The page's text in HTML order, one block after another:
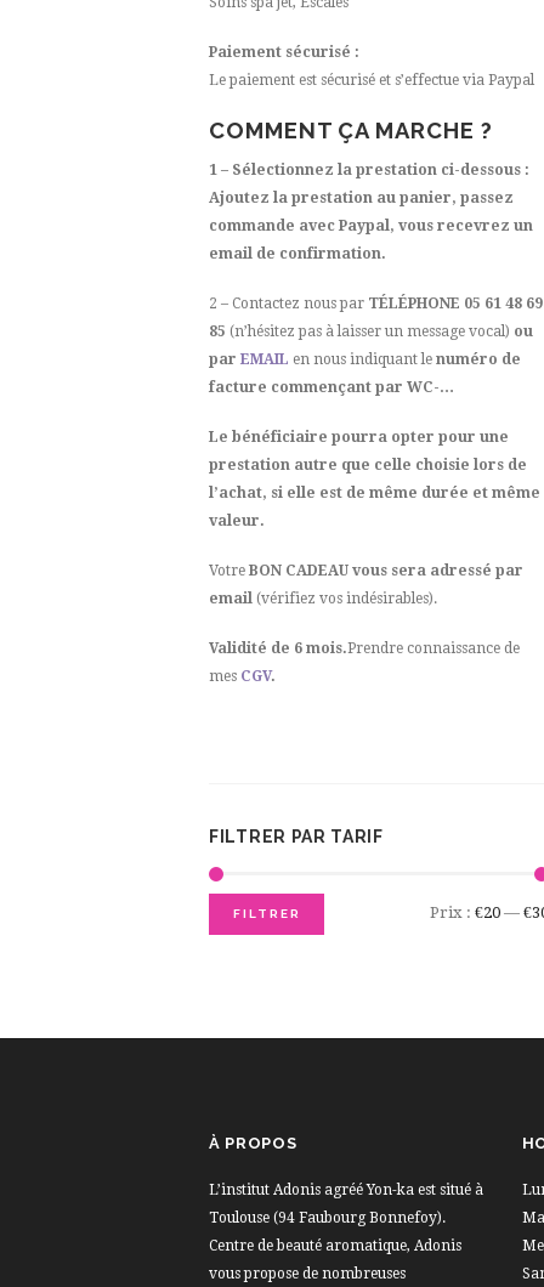
Paiement sécurisé :
Le paiement est sécurisé et s’effectue via Paypal
COMMENT ÇA MARCHE ?
1 – Sélectionnez la prestation ci-dessous :
Ajoutez la prestation au panier, passez
commande avec Paypal, vous recevrez un
email de confirmation.
2 – Contactez nous par TÉLÉPHONE 05 61 48 69
85 (n’hésitez pas à laisser un message vocal) ou
par EMAIL en nous indiquant le numéro de
facture commençant par WC-…
Le bénéficiaire pourra opter pour une
prestation autre que celle choisie lors de
l’achat, si elle est de même durée et même
valeur.
Votre BON CADEAU vous sera adressé par
email (vérifiez vos indésirables).
Validité de 6 mois.Prendre connaissance de
mes CGV.
FILTRER PAR TARIF
FILTRER Prix : €20 —
À PROPOS
L’institut Adonis agréé Yon-ka est situé à
Toulouse (94 Faubourg Bonnefoy).
Centre de beauté aromatique, Adonis
vous propose de nombreuses